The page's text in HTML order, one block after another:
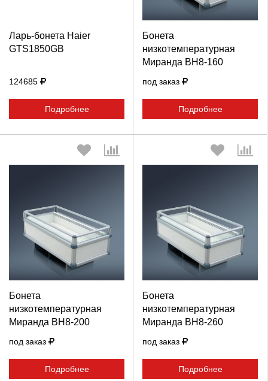
Ларь-бонета Haier
GTS1850GB
124685
Подробнее
Продолжить
Бонета
низкотемпературная
Миранда ВН8-160
под заказ
Подробнее
Бонета
низкотемпературная
Миранда ВН8-200
под заказ
Подробнее
Выберите количество:
Бонета
низкотемпературная
Миранда ВН8-260
под заказ
Подробнее
Выберите количество: